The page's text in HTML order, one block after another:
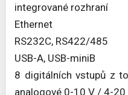
integrované rozhraní
Ethernet
RS232C, RS422/485
USB-A, USB-miniB
8 digitálních vstupů z
analogové 0-10 V / 4-20